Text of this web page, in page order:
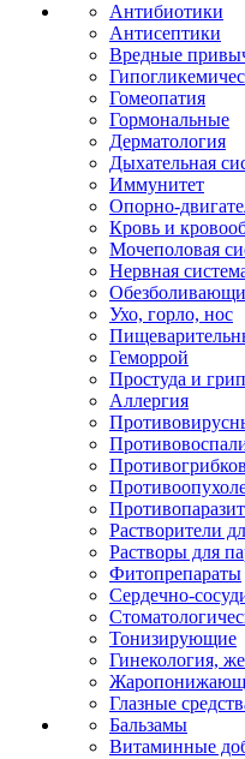
Антибиотики
Антисептики
Вредные
Гомеопатия
Гормональные
Дерматология
Дыхательная
Иммунитет
Опорно-
Кровь и
Мочеполовая
Нервная
Ухо, горло, нос
Геморрой
Простуда и
Аллергия
Растворители
Растворы для
Фитопрепараты
Сердечно-
Тонизирующие
Гинекология,
Глазные
Бальзамы
Витаминные